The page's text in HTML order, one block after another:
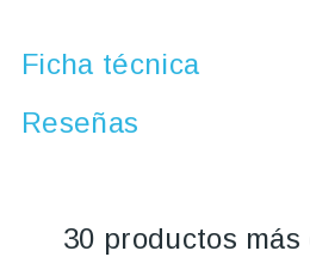
Ficha técnica
Reseñas
30 productos